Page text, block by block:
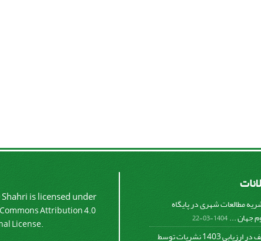
مطالعات شهری در پایگاه
جهان ... 1404-03-22
کسب رتبه الف در ارزیابی 1403 نشریات توسط
is licensed under
Attribution 4.0
License.